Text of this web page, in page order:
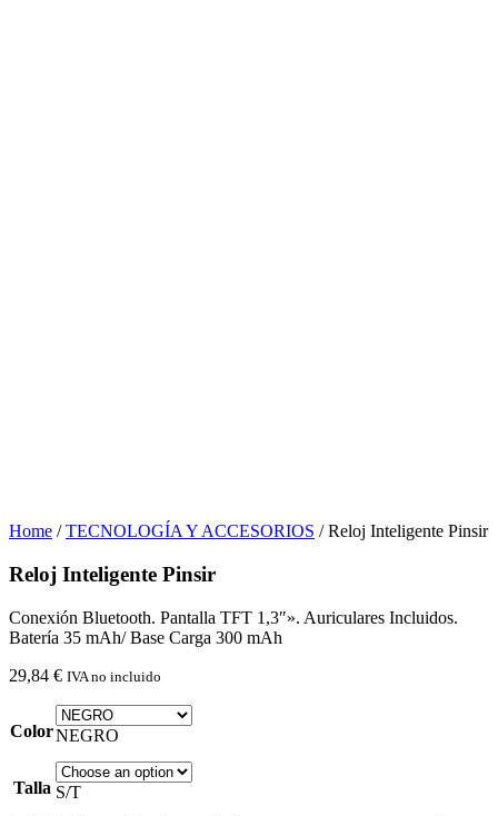
Home /TECNOLOGÍA Y ACCESORIOS / Reloj Inteligente Pinsir
Reloj Inteligente Pinsir
Conexión Bluetooth. Pantalla TFT 1,3″». Auriculares Incluidos.
Batería 35 mAh/ Base Carga 300 mAh
29,84 € IVA no incluido
ColorNEGRO
Talla S/T